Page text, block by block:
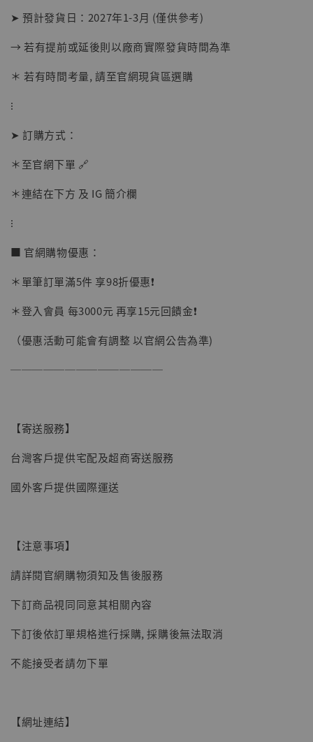
【店內現貨】海賊王 系列蒐藏雕像 布魯克達
摩 [7STARS Studio]
NT$ 1,500
子彈飛 鵝城縣長 張麻子 [BK01]
NT$ 4,980
➤ 預計發貨日：2027年1-3月 (僅供參考)
→ 若有提前或延後則以廠商實際發貨時間為準
＊ 若有時間考量, 請至官網現貨區選購
⁝
➤ 訂購方式：
＊至官網下單 🔗
＊連結在下方 及 IG 簡介欄
⁝
■ 官網購物優惠：
＊單筆訂單滿5件 享98折優惠❗️
＊登入會員 每3000元 再享15元回饋金❗️
（優惠活動可能會有調整 以官網公告為準)
──────────────
【寄送服務】
台灣客戶提供宅配及超商寄送服務
國外客戶提供國際運送
【注意事項】
請詳閱官網購物須知及售後服務
下訂商品視同同意其相關內容
下訂後依訂單規格進行採購, 採購後無法取消
不能接受者請勿下單
【網址連結】